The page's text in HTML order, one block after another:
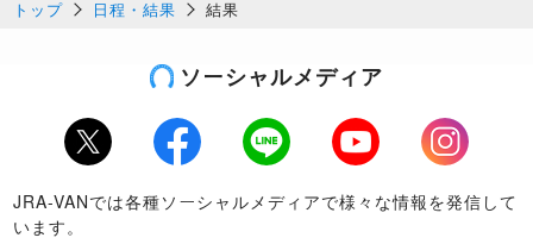
トップ 日程・結果 結果
ソーシャルメディア
Twitter Facebook LINE Youtube
Instagram
JRA-VANでは各種ソーシャルメディアで様々な情報を発信して
います。